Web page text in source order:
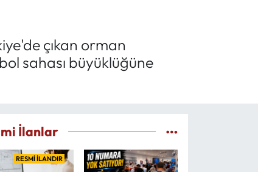
çıkan orman
sahası büyüklüğüne
İlanlar
RESMİ İLANDIR